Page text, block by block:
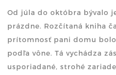
Od júla do októbra bývalo
prázdne. Rozčítaná kniha
prítomnosť pani domu
podľa vône. Tá vychádza
usporiadané, strohé